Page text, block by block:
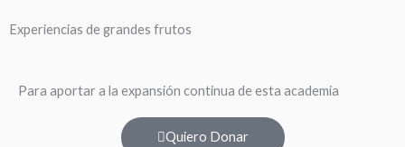
Experiencias de grandes frutos
Para aportar a la expansión continua de esta academia
Quiero Donar